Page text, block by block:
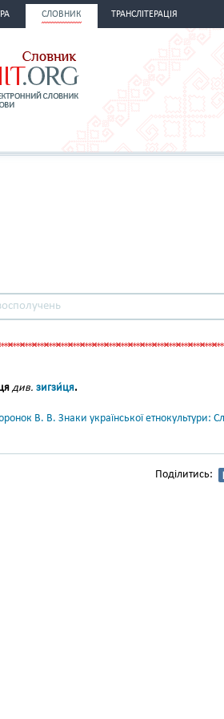
СЛОВНИК ТРАНСЛІТЕРАЦІЯ
див. зигзи́ця.
В. В. Знаки української етнокультури:
Поділитись: